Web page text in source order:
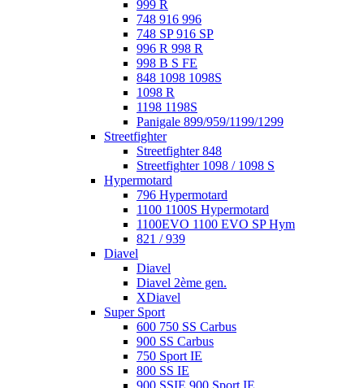
999 R
748 916 996
748 SP 916 SP
996 R 998 R
998 B S FE
848 1098 1098S
1098 R
1198 1198S
Panigale 899/959/1199/1299
Streetfighter
Streetfighter 848
Streetfighter 1098 / 1098 S
Hypermotard
796 Hypermotard
1100 1100S Hypermotard
1100EVO 1100 EVO SP Hym
821 / 939
Diavel
Diavel
Diavel 2ème gen.
XDiavel
Super Sport
600 750 SS Carbus
900 SS Carbus
750 Sport IE
800 SS IE
900 SSIE 900 Sport IE